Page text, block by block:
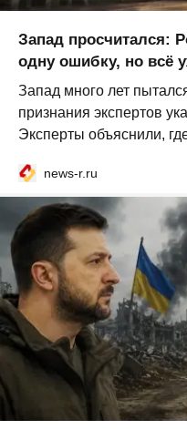
Запад просчитался:
одну ошибку, но всё
Запад много лет
признания экспертов
Эксперты объяснили,
news-r.ru